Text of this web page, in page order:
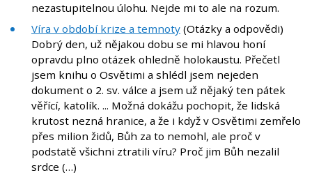
nezastupitelnou úlohu. Nejde mi to ale na rozum.
Víra v období krize a temnoty (Otázky a odpovědi)
Dobrý den, už nějakou dobu se mi hlavou honí
opravdu plno otázek ohledně holokaustu. Přečetl
jsem knihu o Osvětimi a shlédl jsem nejeden
dokument o 2. sv. válce a jsem už nějaký ten pátek
věřící, katolík. ... Možná dokážu pochopit, že lidská
krutost nezná hranice, a že i když v Osvětimi zemřelo
přes milion židů, Bůh za to nemohl, ale proč v
podstatě všichni ztratili víru? Proč jim Bůh nezalil
srdce (…)